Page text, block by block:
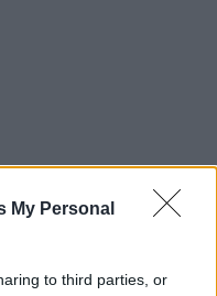
My Personal
to third parties, or